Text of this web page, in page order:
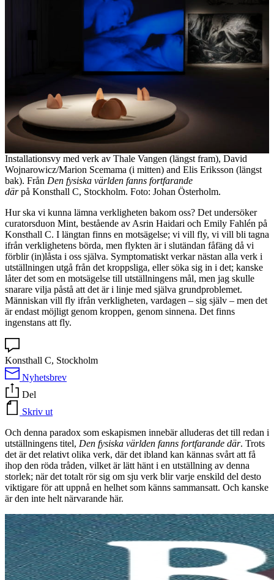
Installationsvy med verk av Thale Vangen (längst fram), David
Wojnarowicz/Marion Scemama (i mitten) and Elis Eriksson (längst
bak). Från Den fysiska världen fanns fortfarande
därpå Konsthall C, Stockholm. Foto: Johan Österholm.
Hur ska vi kunna lämna verkligheten bakom oss? Det undersöker
curatorsduon Mint, bestående av Asrin Haidari och Emily Fahlén på
Konsthall C. I längtan finns en motsägelse; vi vill fly, vi vill bli tagna
ifrån verklighetens börda, men flykten är i slutändan fåfäng då vi
förblir (in)låsta i oss själva. Symptomatiskt verkar nästan alla verk i
utställningen utgå från det kroppsliga, eller söka sig in i det; kanske
låter det som en motsägelse till utställningens mål, men jag skulle
snarare vilja påstå att det är i linje med själva grundproblemet.
Människan vill fly ifrån verkligheten, vardagen – sig själv – men det
är endast möjligt genom kroppen, genom sinnena. Det finns
ingenstans att fly.
Konsthall C, Stockholm
Nyhetsbrev
Del
Skriv ut
Och denna paradox som eskapismen innebär alluderas det till redan i
utställningens titel, Den fysiska världen fanns fortfarande där. Trots
det är det relativt olika verk, där det ibland kan kännas svårt att få
ihop den röda tråden, vilket är lätt hänt i en utställning av denna
storlek; när det totalt rör sig om sju verk blir varje enskild del desto
viktigare för att uppnå en helhet som känns sammansatt. Och kanske
är den inte helt närvarande här.